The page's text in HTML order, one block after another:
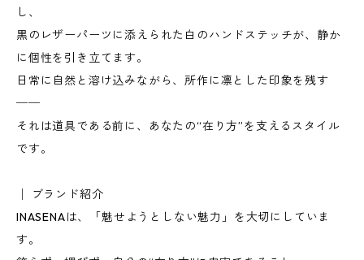
し、
黒のレザーパーツに添えられた白のハンドステッチが、静か
に個性を引き立てます。
日常に自然と溶け込みながら、所作に凛とした印象を残す
──
それは道具である前に、あなたの“在り方”を支えるスタイル
です。
│ ブランド紹介
INASENAは、「魅せようとしない魅力」を大切にしていま
す。